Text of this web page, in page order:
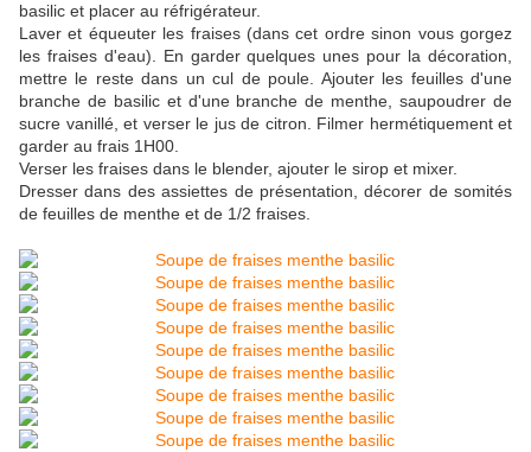
basilic et placer au réfrigérateur.
Laver et équeuter les fraises (dans cet ordre sinon vous gorgez
les fraises d'eau). En garder quelques unes pour la décoration,
mettre le reste dans un cul de poule. Ajouter les feuilles d'une
branche de basilic et d'une branche de menthe, saupoudrer de
sucre vanillé, et verser le jus de citron. Filmer hermétiquement et
garder au frais 1H00.
Verser les fraises dans le blender, ajouter le sirop et mixer.
Dresser dans des assiettes de présentation, décorer de somités
de feuilles de menthe et de 1/2 fraises.